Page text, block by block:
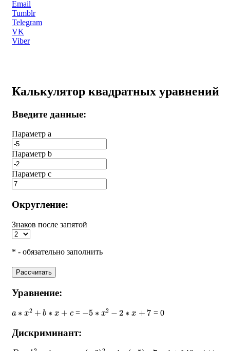
Email
Tumblr
Telegram
VK
Viber
Калькулятор квадратных уравнений
Введите данные:
Параметр a
Параметр b
Параметр с
Округление:
Знаков после запятой
* - обязательно заполнить
Рассчитать
Уравнение:
2 b ∗ = 5∗ 2− ∗ = 0
Дискриминант:
D= 2− a (− 2)2− ∗ −5 ∗ 4 +140